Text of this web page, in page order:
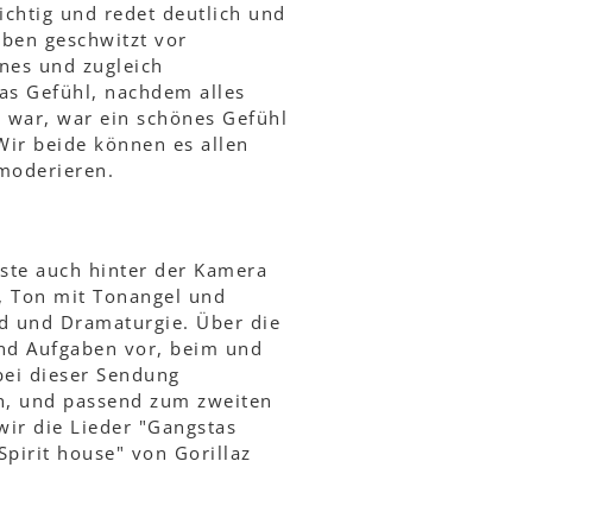
und redet deutlich und
geschwitzt vor
und zugleich
Gefühl, nachdem alles
war ein schönes Gefühl
beide können es allen
auch hinter der Kamera
Ton mit Tonangel und
und Dramaturgie. Über die
Aufgaben vor, beim und
dieser Sendung
und passend zum zweiten
die Lieder "Gangstas
house" von Gorillaz